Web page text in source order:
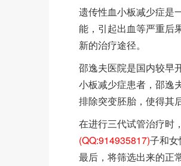
遗传性血小板减少症是
能，引起出血等严重后
新的治疗途径。
邵逸夫医院是国内较早
小板减少症患者，邵逸
排除突变胚胎，使得其
在进行三代试管治疗时
(QQ:914935817)子和女
最后，将筛选出来的正